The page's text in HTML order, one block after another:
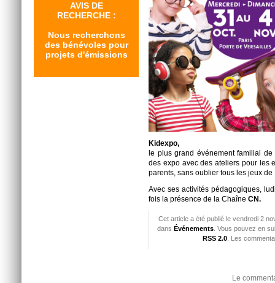
AVIS DE
RECHERCHE :
Nous recherchons
des bénévoles pour
projets d'émissions
Kidexpo,
le plus grand événement familial
des expo avec des ateliers pour les
parents, sans oublier tous les jeux
Avec ses activités pédagogiques,
fois la présence de la Chaîne CN.
Cet article a été publié le vendredi 2
dans Événements . Vous pouvez en
RSS 2.0. Les
Le